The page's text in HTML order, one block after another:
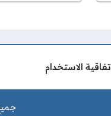
اتفاقية الاستخدام